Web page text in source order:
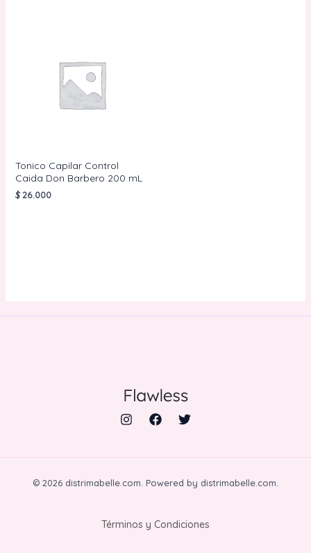
Tonico Capilar Control
Caida Don Barbero 200 mL
$26.000
© 2026 distrimabelle.com. Powered by distrimabelle.com.
Términos y Condiciones